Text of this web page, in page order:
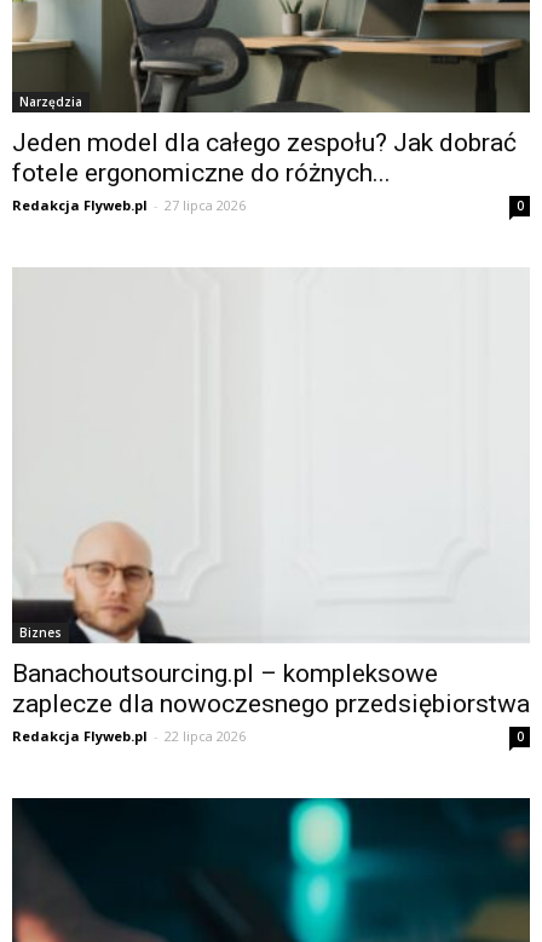
Narzędzia
Jeden model dla całego zespołu? Jak dobrać
fotele ergonomiczne do różnych...
Redakcja Flyweb.pl - 27 lipca 2026 0
Biznes
Banachoutsourcing.pl – kompleksowe
zaplecze dla nowoczesnego przedsiębiorstwa
Redakcja Flyweb.pl - 22 lipca 2026 0